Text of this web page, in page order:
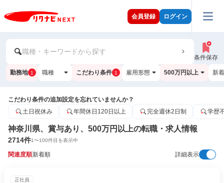
会員登録 ログイン
職種・キーワードから探す
条件保存
勤務地 1 職種 こだわり条件 1 雇用形態 500万円以上 新
こだわり条件の追加設定を忘れていませんか？
土日祝休み
年間休日120日以上 完全週休2日制 学歴
神奈川県、賞与あり、500万円以上の転職・求人情報
2714件1〜100件目を表示中
関連度順新着順 詳細表示
正社員